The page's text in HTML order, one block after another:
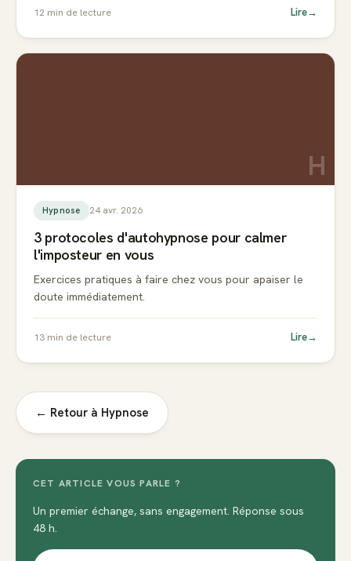
12 min de lecture Lire→
H
Hypnose 24 avr. 2026
3 protocoles d'autohypnose pour calmer
l'imposteur en vous
Exercices pratiques à faire chez vous pour apaiser le
doute immédiatement.
13 min de lecture Lire→
← Retour à Hypnose
CET ARTICLE VOUS PARLE ?
Un premier échange, sans engagement. Réponse sous
48 h.